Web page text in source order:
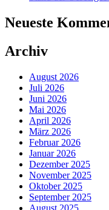
Neueste
Archiv
August 2026
Juli 2026
Juni 2026
Mai 2026
April 2026
März 2026
Februar 2026
Januar 2026
Dezember 2025
November 2025
Oktober 2025
September 2025
August 2025